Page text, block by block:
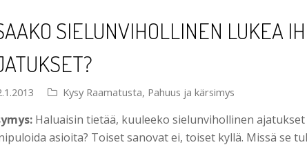
SIELUNVIHOLLINEN LUKEA
Kysy Raamatusta, Pahuus ja kärsimys
Haluaisin tietää, kuuleeko sielunvihollinen
asioita? Toiset sanovat ei, toiset kyllä. Missä se